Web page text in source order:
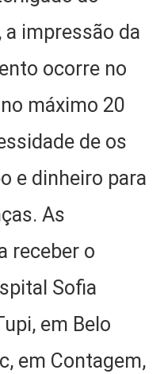
impressão da
ocorre no
máximo 20
de os
e dinheiro para
As
receber o
Sofia
em Belo
em Contagem,